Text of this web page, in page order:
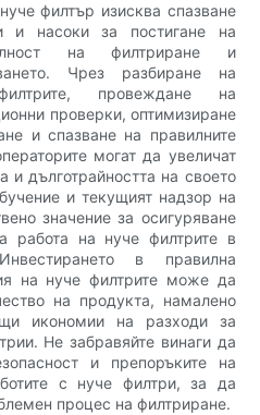
филтър изисква спазване
и насоки за постигане на
на филтриране и
Чрез разбиране на
провеждане на
проверки, оптимизиране
и спазване на правилните
могат да увеличат
и дълготрайността на своето
и текущият надзор на
значение за осигуряване
работа на нуче филтрите в
в правилна
на нуче филтрите може да
на продукта, намалено
икономии на разходи за
Не забравяйте винаги да
и препоръките на
с нуче филтри, за да
процес на филтриране.